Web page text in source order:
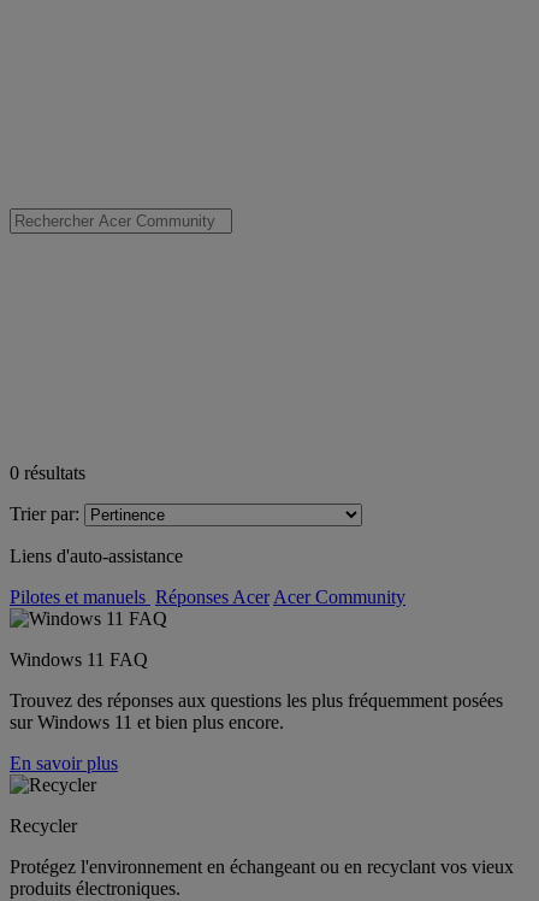
0 résultats
Trier par:
Liens d'auto-assistance
Pilotes et manuels Réponses Acer Acer Community
Windows 11 FAQ
Trouvez des réponses aux questions les plus fréquemment posées
sur Windows 11 et bien plus encore.
En savoir plus
Recycler
Protégez l'environnement en échangeant ou en recyclant vos vieux
produits électroniques.